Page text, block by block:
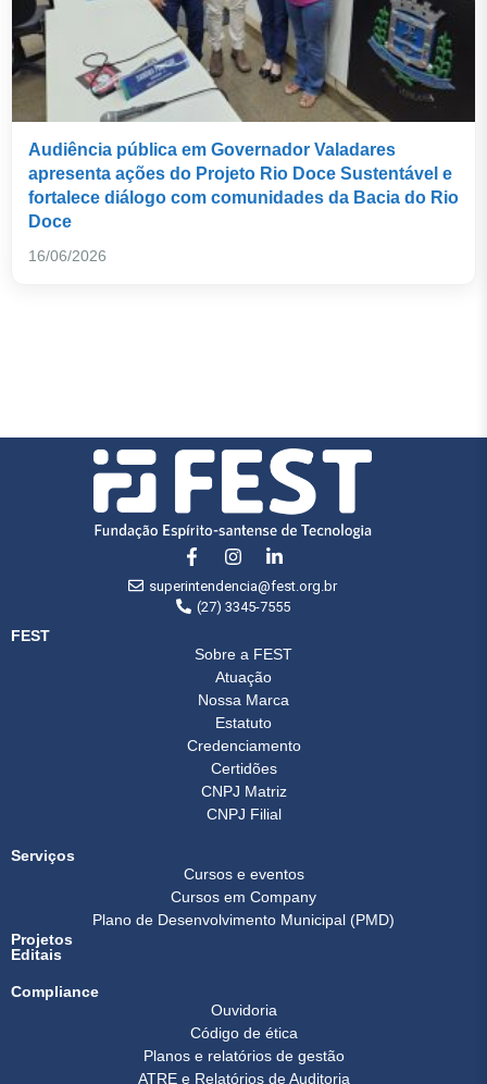
Audiência pública em Governador Valadares
apresenta ações do Projeto Rio Doce Sustentável e
fortalece diálogo com comunidades da Bacia do Rio
Doce
16/06/2026
superintendencia@fest.org.br
(27) 3345-7555
FEST
Sobre a FEST
Atuação
Nossa Marca
Estatuto
Credenciamento
Certidões
CNPJ Matriz
CNPJ Filial
Serviços
Cursos e eventos
Cursos em Company
Plano de Desenvolvimento Municipal (PMD)
Projetos
Editais
Compliance
Ouvidoria
Código de ética
Planos e relatórios de gestão
ATRE e Relatórios de Auditoria